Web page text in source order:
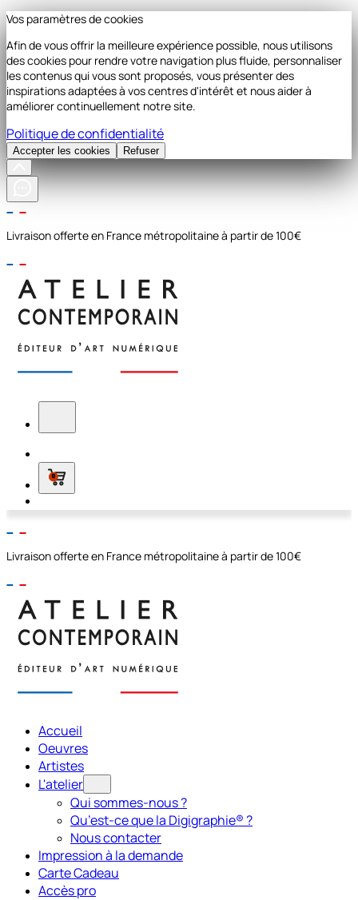
Vos paramètres de cookies
Afin de vous offrir la meilleure expérience possible, nous utilisons
des cookies pour rendre votre navigation plus fluide, personnaliser
les contenus qui vous sont proposés, vous présenter des
inspirations adaptées à vos centres d'intérêt et nous aider à
améliorer continuellement notre site.
Politique de confidentialité
Accepter les cookies Refuser
Livraison offerte en France métropolitaine à partir de 100€
0
Livraison offerte en France métropolitaine à partir de 100€
Accueil
Oeuvres
Artistes
L'atelier
Qui sommes-nous ?
Qu’est-ce que la Digigraphie® ?
Nous contacter
Impression à la demande
Carte Cadeau
Accès pro